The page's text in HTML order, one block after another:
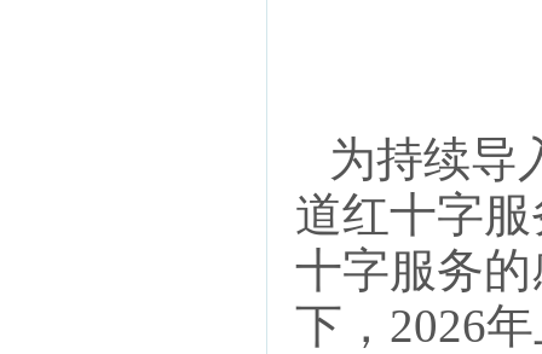
为持续导
道红十字
十字服务
下，2026